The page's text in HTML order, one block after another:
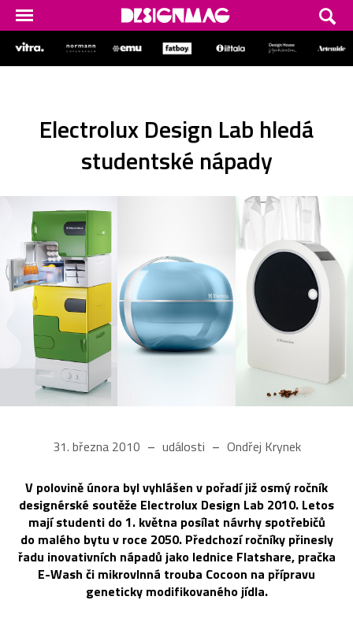
Electrolux Design Lab hledá
studentské nápady
31. března 2010 události Ondřej Krynek
V polovině února byl vyhlášen v pořadí již osmý ročník
designérské soutěže Electrolux Design Lab 2010. Letos
mají studenti do 1. května posílat návrhy spotřebičů
do malého bytu v roce 2050. Předchozí ročníky přinesly
řadu inovativních nápadů jako lednice Flatshare, pračka
E-Wash či mikrovlnná trouba Cocoon na přípravu
geneticky modifikovaného jídla.